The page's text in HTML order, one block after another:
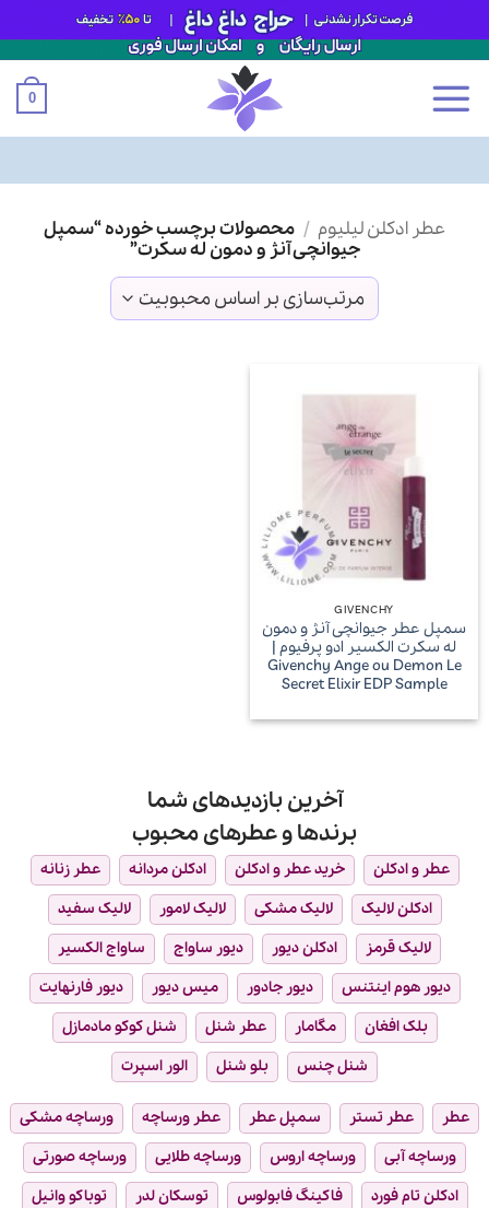
0
عطر ادکلن لیلیوم / محصولات برچسب خورده “سمپل
جیوانچی آنژ و دمون له سکرت”
GIVENCHY
سمپل عطر جیوانچی آنژ و دمون
له سکرت الکسیر ادو پرفیوم |
Givenchy Ange ou Demon Le
Secret Elixir EDP Sample
آخرین بازدیدهای شما
برندها و عطرهای محبوب
عطر و ادکلن خرید عطر و ادکلن ادکلن مردانه
عطر زنانه
ادکلن لالیک
لالیک مشکی لالیک لامور
لالیک سفید
لالیک قرمز
ادکلن دیور دیور ساواج
ساواج الکسیر
دیور هوم اینتنس
دیور جادور میس دیور
دیور فارنهایت
بلک افغان
مگامار عطر شنل
شنل کوکو مادمازل
شنل چنس
بلو شنل الور اسپرت
عطر عطر تستر سمپل عطر عطر ورساچه
ورساچه مشکی
ورساچه آبی
ورساچه اروس ورساچه طلایی
ورساچه صورتی
ادکلن تام فورد
فاکینگ فابولوس توسکان لدر
توباکو وانیل